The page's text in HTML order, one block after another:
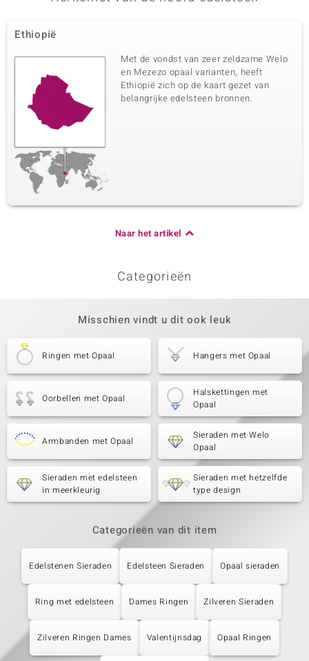
Ethiopië
Met de vondst van zeer zeldzame Welo
en Mezezo opaal varianten, heeft
Ethiopië zich op de kaart gezet van
belangrijke edelsteen bronnen.
Naar het artikel
Categorieën
Misschien vindt u dit ook leuk
Ringen met Opaal Hangers met Opaal
Oorbellen met Opaal
Halskettingen met
Opaal
Armbanden met Opaal
Sieraden met Welo
Opaal
Sieraden met edelsteen
in meerkleurig
Sieraden met hetzelfde
type design
Categorieën van dit item
Edelstenen Sieraden Edelsteen Sieraden Opaal sieraden
Ring met edelsteen Dames Ringen Zilveren Sieraden
Zilveren Ringen Dames Valentijnsdag Opaal Ringen